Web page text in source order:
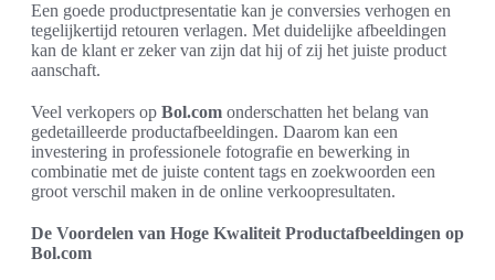
Een goede productpresentatie kan je conversies verhogen en
tegelijkertijd retouren verlagen. Met duidelijke afbeeldingen
kan de klant er zeker van zijn dat hij of zij het juiste product
aanschaft.
Veel verkopers op Bol.com onderschatten het belang van
gedetailleerde productafbeeldingen. Daarom kan een
investering in professionele fotografie en bewerking in
combinatie met de juiste content tags en zoekwoorden een
groot verschil maken in de online verkoopresultaten.
De Voordelen van Hoge Kwaliteit Productafbeeldingen op
Bol.com